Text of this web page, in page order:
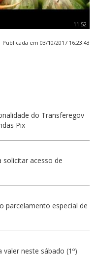
11:52
Publicada em 03/10/2017 16:23:43
do Transferegov
Pix
acesso de
parcelamento especial de
neste sábado (1º)